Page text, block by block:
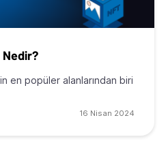
en popüler alanlarından biri
16 Nisan 2024